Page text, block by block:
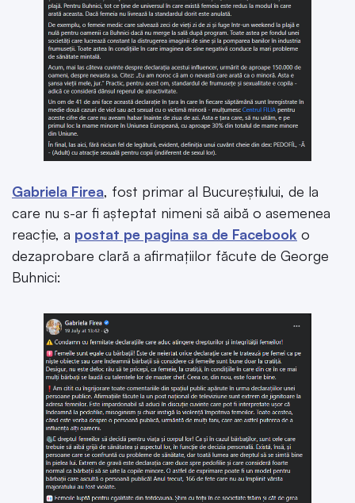
Gabriela Firea, fost primar al Bucureștiului, de la
care nu s-ar fi așteptat nimeni să aibă o asemenea
reacție, a postat pe pagina sa de Facebook o
dezaprobare clară a afirmațiilor făcute de George
Buhnici: